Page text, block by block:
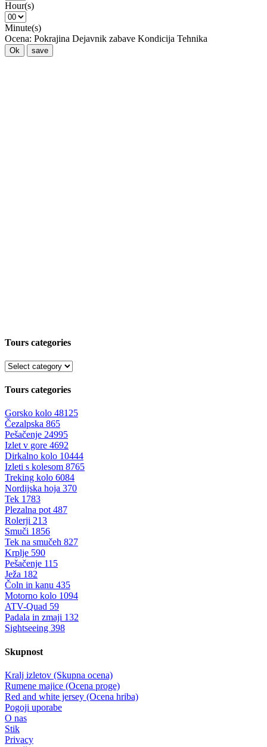
Hour(s)
Minute(s)
Ocena: Pokrajina Dejavnik zabave Kondicija Tehnika
Ok save
Tours categories
Tours categories
Gorsko kolo 48125
Čezalpska 865
Pešačenje 24995
Izlet v gore 4692
Dirkalno kolo 10444
Izleti s kolesom 8765
Treking kolo 6084
Nordijska hoja 370
Tek 1783
Plezalna pot 487
Rolerji 213
Smuči 1856
Tek na smučeh 827
Krplje 590
Pešačenje 115
Ježa 182
Čoln in kanu 435
Motorno kolo 1094
ATV-Quad 59
Padala in zmaji 132
Sightseeing 398
Skupnost
Kralj izletov (Skupna ocena)
Rumene majice (Ocena proge)
Red and white jersey (Ocena hriba)
Pogoji uporabe
O nas
Stik
Privacy